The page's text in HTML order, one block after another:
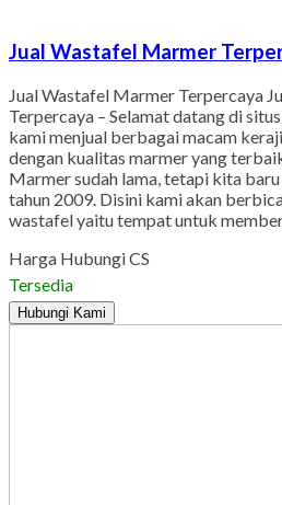
Jual Wastafel Marmer
Jual Wastafel Marmer Terpercaya
Terpercaya – Selamat datang di
kami menjual berbagai macam
dengan kualitas marmer yang
Marmer sudah lama, tetapi kita
tahun 2009. Disini kami akan
wastafel yaitu tempat untuk
Harga Hubungi CS
Tersedia
Hubungi Kami